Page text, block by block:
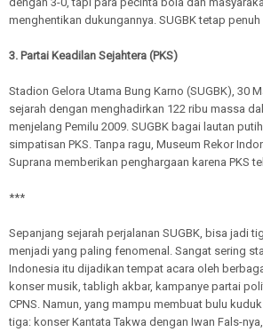
menghentikan dukungannya. SUGBK tetap
3. Partai Keadilan Sejahtera (PKS)
Stadion Gelora Utama Bung Karno (SUGBK), 30
sejarah dengan menghadirkan 122 ribu massa
menjelang Pemilu 2009. SUGBK bagai lautan
simpatisan PKS. Tanpa ragu, Museum Rekor
Suprana memberikan penghargaan karena PKS
***
Sepanjang sejarah perjalanan SUGBK, bisa jadi
menjadi yang paling fenomenal. Sangat sering
Indonesia itu dijadikan tempat acara oleh
konser musik, tabligh akbar, kampanye partai
CPNS. Namun, yang mampu membuat bulu
tiga: konser Kantata Takwa dengan Iwan Fals-